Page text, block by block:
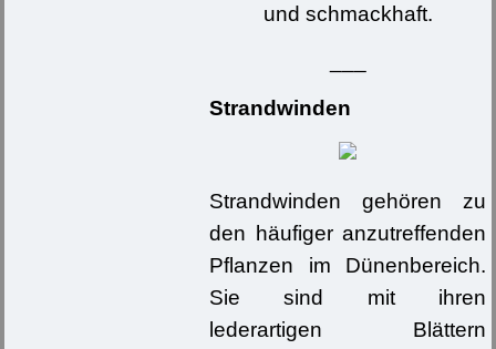
und schmackhaft.
Strandwinden
Strandwinden gehören zu
den häufiger anzutreffenden
Pflanzen im Dünenbereich.
Sie sind mit ihren
lederartigen Blättern